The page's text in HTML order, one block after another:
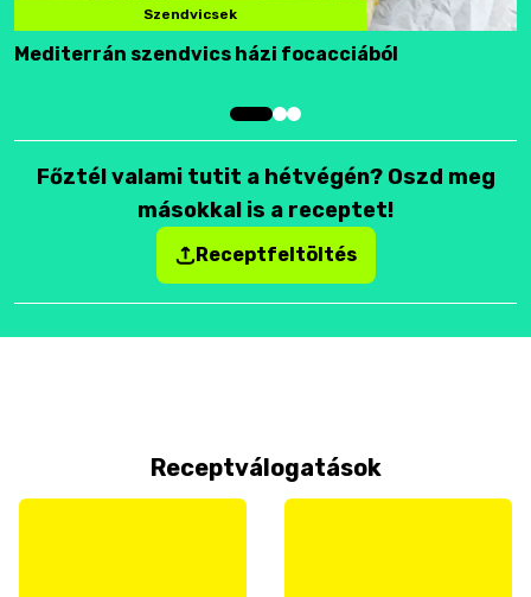
Szendvicsek
Mediterrán szendvics házi focacciából
Főztél valami tutit a hétvégén? Oszd meg
másokkal is a receptet!
Receptfeltöltés
Receptválogatások